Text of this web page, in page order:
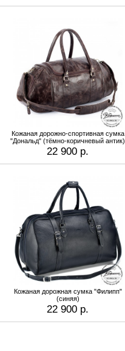
Кожаная дорожно-спортивная сумка
"Дональд" (тёмно-коричневый антик)
22 900 р.
Кожаная дорожная сумка "Филипп"
(синяя)
22 900 р.